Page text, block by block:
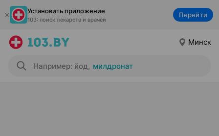
Установить приложение
103: поиск лекарств и врачей
Перейти
Минск
Например: йод, милдронат